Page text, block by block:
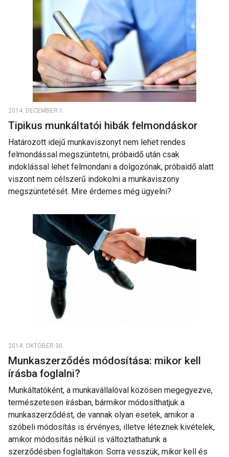
2014. DECEMBER 1.
Tipikus munkáltatói hibák felmondáskor
Határozott idejű munkaviszonyt nem lehet rendes
felmondással megszüntetni, próbaidő után csak
indoklással lehet felmondani a dolgozónak, próbaidő alatt
viszont nem célszerű indokolni a munkaviszony
megszüntetését. Mire érdemes még ügyelni?
2014. OKTÓBER 30.
Munkaszerződés módosítása: mikor kell
írásba foglalni?
Munkáltatóként, a munkavállalóval közösen megegyezve,
természetesen írásban, bármikor módosíthatjuk a
munkaszerződést, de vannak olyan esetek, amikor a
szóbeli módosítás is érvényes, illetve léteznek kivételek,
amikor módosítás nélkül is változtathatunk a
szerződésben foglaltakon. Sorra vesszük, mikor kell és